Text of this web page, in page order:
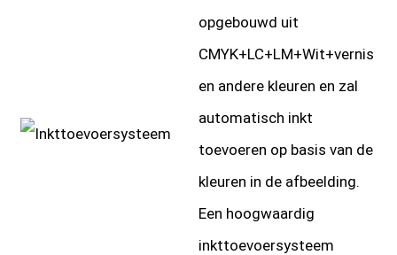
opgebouwd uit
CMYK+LC+LM+Wit+vernis
en andere kleuren en zal
automatisch inkt
toevoeren op basis van de
kleuren in de afbeelding.
Een hoogwaardig
inkttoevoersysteem